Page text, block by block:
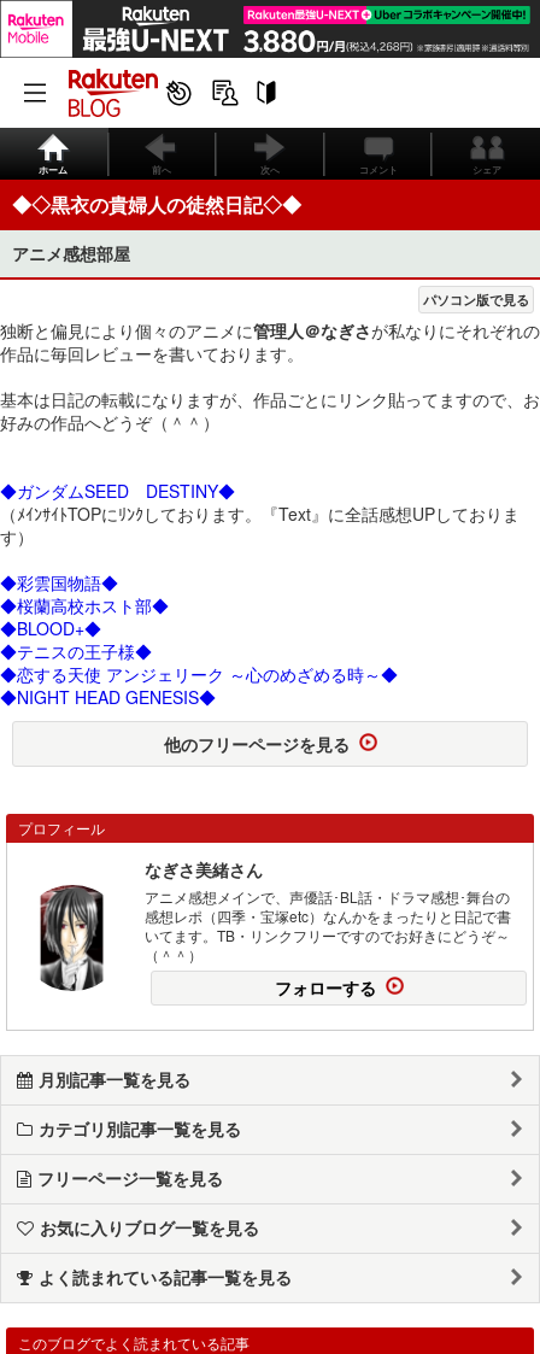
ホーム 前へ 次へ コメント シェア
◆◇黒衣の貴婦人の徒然日記◇◆
アニメ感想部屋
パソコン版で見る
独断と偏見により個々のアニメに管理人＠なぎさが私なりにそれぞれの
作品に毎回レビューを書いております。
基本は日記の転載になりますが、作品ごとにリンク貼ってますので、お
好みの作品へどうぞ（＾＾）
◆ガンダムSEED DESTINY◆
（ﾒｲﾝｻｲﾄTOPにﾘﾝｸしております。『Text』に全話感想UPしておりま
す）
◆彩雲国物語◆
◆桜蘭高校ホスト部◆
◆BLOOD+◆
◆テニスの王子様◆
◆恋する天使 アンジェリーク ～心のめざめる時～◆
◆NIGHT HEAD GENESIS◆
他のフリーページを見る
プロフィール
なぎさ美緒さん
アニメ感想メインで、声優話･BL話・ドラマ感想･舞台の
感想レポ（四季・宝塚etc）なんかをまったりと日記で書
いてます。TB・リンクフリーですのでお好きにどうぞ～
（＾＾）
フォローする
月別記事一覧を見る
カテゴリ別記事一覧を見る
フリーページ一覧を見る
お気に入りブログ一覧を見る
よく読まれている記事一覧を見る
このブログでよく読まれている記事